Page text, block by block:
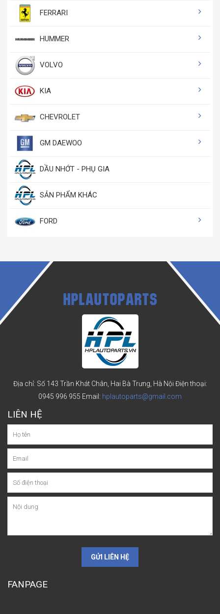
FERRARI
HUMMER
VOLVO
KIA
CHEVROLET
GM DAEWOO
DẦU NHỚT - PHỤ GIA
SẢN PHẨM KHÁC
FORD
HPLAUTOPARTS
Địa chỉ: Số 143 Trần Khát Chân, Hai Bà Trưng, Hà Nội Điện thoại:
0945 996 955 Email: hplautoparts@gmail.com
LIÊN HỆ
GỬI LIÊN HỆ
FANPAGE